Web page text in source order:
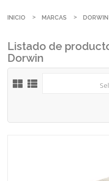
INICIO MARCAS DORWIN
Listado de
Dorwin